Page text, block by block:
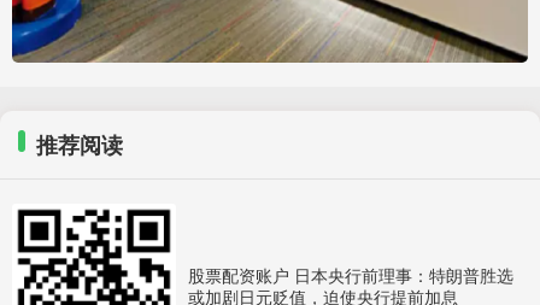
推荐阅读
股票配资账户 日本央行前理事：特朗普胜选
或加剧日元贬值，迫使央行提前加息